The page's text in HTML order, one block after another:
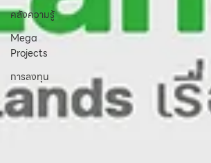
คลังความรู้
Mega
Projects
การลงทุน